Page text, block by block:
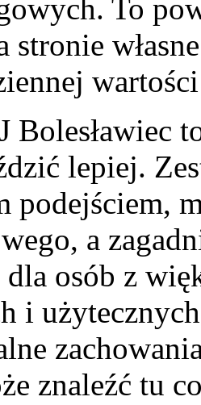
To
stronie
Bolesławiec
lepiej.
podejściem,
a
osób z
i
znaleźć tu